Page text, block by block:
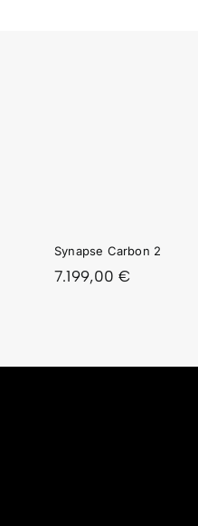
Synapse Carbon 2
7.199,00€